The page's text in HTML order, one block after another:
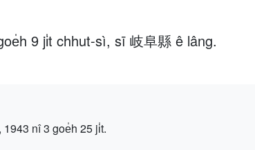
9 ji̍t chhut-sì, sī 岐阜縣 ê lâng.
nî 3 goe̍h 25 ji̍t.